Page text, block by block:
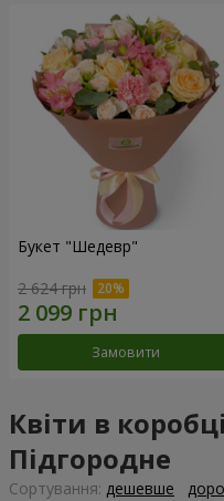
Букет "Шедевр"
2 624 грн
Замовити
Квіти в
Підгородне
Сортування: дешевше